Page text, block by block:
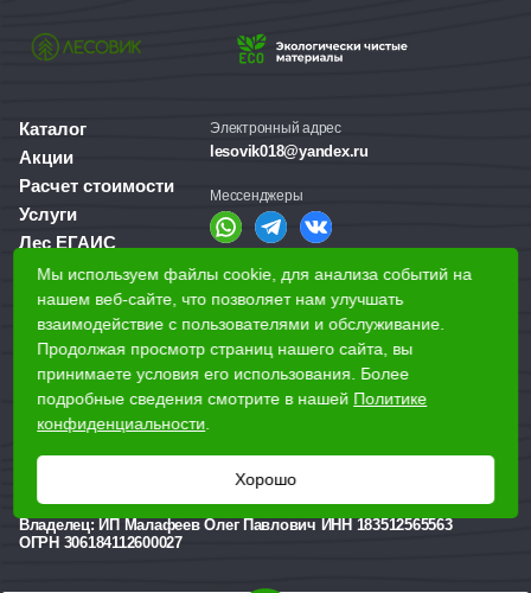
Каталог
Акции
Расчет стоимости
Услуги
Лес ЕГАИС
О компании
Доставка и оплата
Для бизнеса
Наши магазины
Ижевск, Воткинское шоссе, 340
Электронный адрес
lesovik018@yandex.ru
Мессенджеры
Справочная служба
+7 (3412) 77-60-50
Реквизиты
Владелец: ИП Малафеев Олег Павлович ИНН 183512565563
ОГРН 306184112600027
Мы используем файлы cookie, для анализа событий на
нашем веб-сайте, что позволяет нам улучшать
взаимодействие с пользователями и обслуживание.
Продолжая просмотр страниц нашего сайта, вы
принимаете условия его использования. Более
подробные сведения смотрите в нашей Политике
конфиденциальности
Хорошо